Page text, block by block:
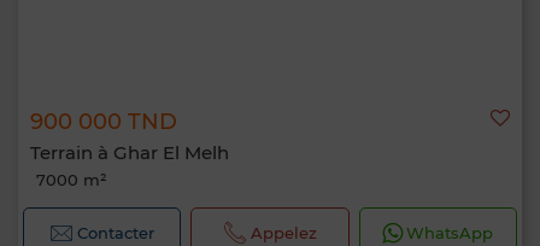
900 000 TND
Terrain à Ghar El Melh
7000 m²
Contacter Appelez WhatsApp